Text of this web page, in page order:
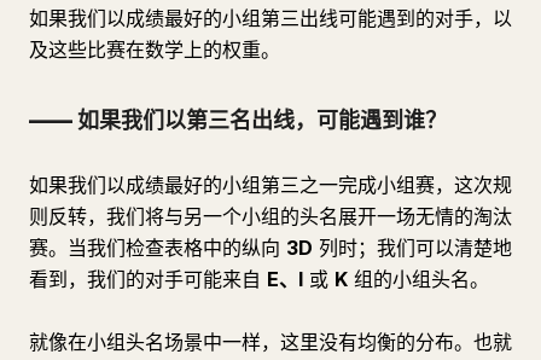
如果我们以成绩最好的小组第三出线可能遇到的对手，以
及这些比赛在数学上的权重。
—— 如果我们以第三名出线，可能遇到谁？
如果我们以成绩最好的小组第三之一完成小组赛，这次规
则反转，我们将与另一个小组的头名展开一场无情的淘汰
赛。当我们检查表格中的纵向 3D 列时；我们可以清楚地
看到，我们的对手可能来自 E、I 或 K 组的小组头名。
就像在小组头名场景中一样，这里没有均衡的分布。也就